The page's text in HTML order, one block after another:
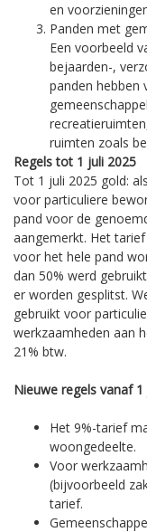
en
Panden met
Een voorbeeld
bejaarden-,
panden hebben
ruimten zoals
Regels tot 1 juli 2025
Tot 1 juli 2025 gold:
voor particuliere
pand voor de
aangemerkt. Het
voor het hele pand
dan 50% werd
er worden gesplitst.
gebruikt voor
werkzaamheden aan
21% btw.
Nieuwe regels vanaf
Het 9%-tarief
woongedeelte.
Voor
(bijvoorbeeld
tarief.